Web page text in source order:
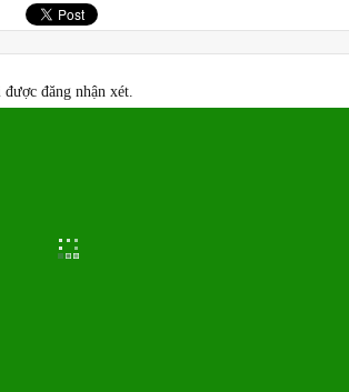
đăng nhận xét.